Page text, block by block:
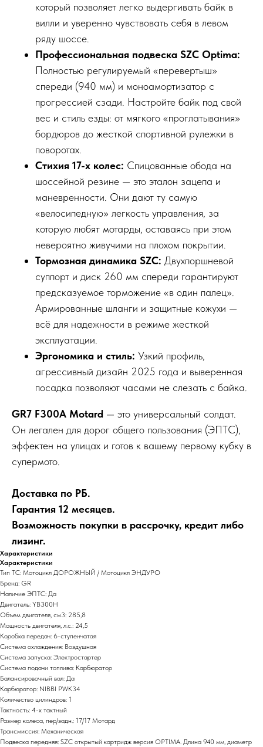
который позволяет легко выдергивать байк в
вилли и уверенно чувствовать себя в левом
ряду шоссе.
Профессиональная подвеска SZC Optima:
Полностью регулируемый «перевертыш»
спереди (940 мм) и моноамортизатор с
прогрессией сзади. Настройте байк под свой
вес и стиль езды: от мягкого «проглатывания»
бордюров до жесткой спортивной рулежки в
поворотах.
Стихия 17-х колес: Спицованные обода на
шоссейной резине — это эталон зацепа и
маневренности. Они дают ту самую
«велосипедную» легкость управления, за
которую любят мотарды, оставаясь при этом
невероятно живучими на плохом покрытии.
Тормозная динамика SZC: Двухпоршневой
суппорт и диск 260 мм спереди гарантируют
предсказуемое торможение «в один палец».
Армированные шланги и защитные кожухи —
всё для надежности в режиме жесткой
эксплуатации.
Эргономика и стиль: Узкий профиль,
агрессивный дизайн 2025 года и выверенная
посадка позволяют часами не слезать с байка.
GR7 F300A Motard — это универсальный солдат.
Он легален для дорог общего пользования (ЭПТС),
эффектен на улицах и готов к вашему первому кубку в
супермото.
Доставка по РБ.
Гарантия 12 месяцев.
Возможность покупки в рассрочку, кредит либо
лизинг.
Характеристики
Характеристики
Тип ТС: Мотоцикл ДОРОЖНЫЙ / Мотоцикл ЭНДУРО
Бренд: GR
Наличие ЭПТС: Да
Двигатель: YB300H
Объем двигателя, см3: 285,8
Мощность двигателя, л.с.: 24,5
Коробка передач: 6-ступенчатая
Система охлаждения: Воздушная
Система запуска: Электростартер
Система подачи топлива: Карбюратор
Балансировочный вал: Да
Карбюратор: NIBBI PWK34
Количество цилиндров: 1
Тактность: 4-x тактный
Размер колеса, пер/задн.: 17/17 Мотард
Трансмиссия: Механическая
Подвеска передняя: SZC открытый картридж версия OPTIMA. Длина 940 мм, диаметр